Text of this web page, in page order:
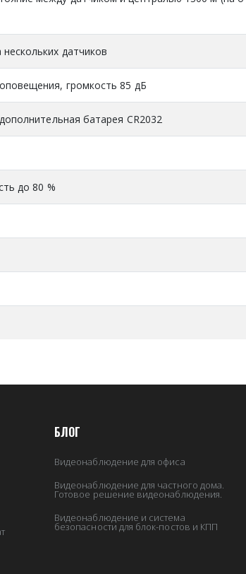
датчиков
громкость 85 дБ
батарея СR2032
до 80 %
БЛОГ
Видеонаблюдение для офиса
Видеонаблюдение для частного дома.
Готовое решение видеонаблюдения.
Видеонаблюдение и система
безопасности для блок-постов и КПП